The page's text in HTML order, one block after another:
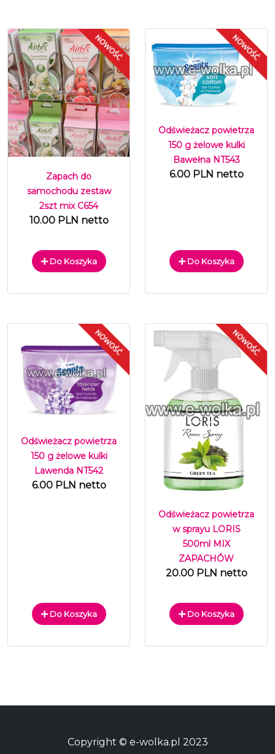
Zapach do
samochodu zestaw
2szt mix C654
10.00 PLN netto
Do Koszyka
Odświeżacz powietrza
150 g żelowe kulki
Bawełna NT543
6.00 PLN netto
Do Koszyka
Odświeżacz powietrza
150 g żelowe kulki
Lawenda NT542
6.00 PLN netto
Do Koszyka
Odświeżacz powietrza
w sprayu LORIS
500ml MIX
ZAPACHÓW
20.00 PLN netto
Do Koszyka
Copyright © e-wolka.pl 2023